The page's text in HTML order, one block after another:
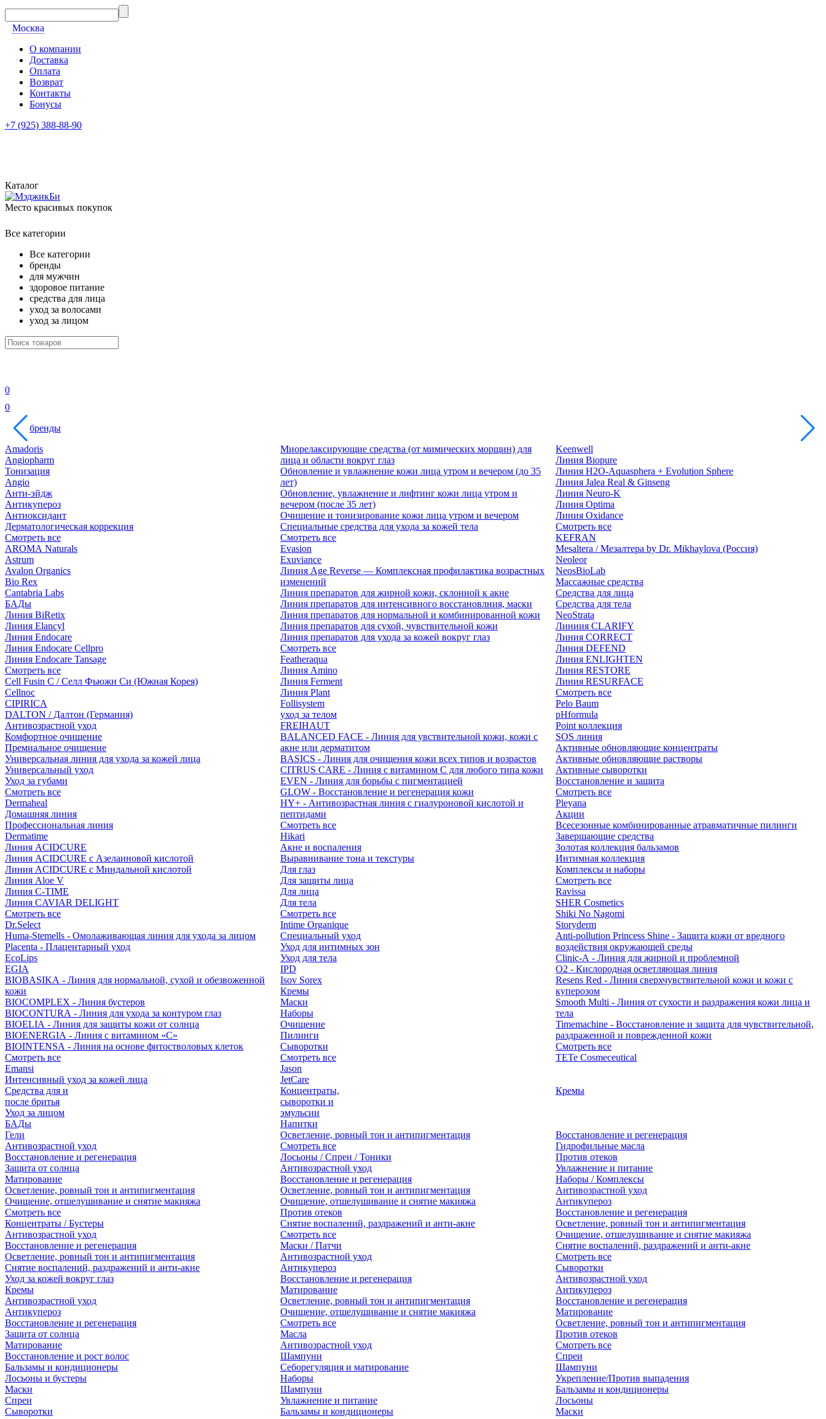
Москва
О компании
Доставка
Оплата
Возврат
Контакты
Бонусы
+7 (925) 388-88-90
Каталог
Место красивых покупок
Все категории
Все категории
бренды
для мужчин
здоровое питание
средства для лица
уход за волосами
уход за лицом
0
0
бренды
Amadoris
Angiopharm
Тонизация
Angio
Анти-эйдж
Антикупероз
Антиоксидант
Дерматологическая коррекция
Смотреть все
AROMA Naturals
Astrum
Avalon Organics
Bio Rex
Cantabria Labs
БАДы
Линия BiRetix
Линия Elancyl
Линия Endocare
Линия Endocare Cellpro
Линия Endocare Tansage
Смотреть все
Cell Fusin C / Селл Фьюжн Си (Южная Корея)
Cellnoc
CIPIRICA
DALTON / Далтон (Германия)
Антивозрастной уход
Комфортное очищение
Премиальное очищение
Универсальная линия для ухода за кожей лица
Универсальный уход
Уход за губами
Смотреть все
Dermaheal
Домашняя линия
Профессиональная линия
Dermatime
Линия ACIDCURE
Линия ACIDCURE с Азелаиновой кислотой
Линия ACIDCURE с Миндальной кислотой
Линия Aloe V
Линия C-TIME
Линия CAVIAR DELIGHT
Смотреть все
Dr.Select
Huma-Stemells - Омолаживающая линия для ухода за лицом
Placenta - Плацентарный уход
EcoLips
EGIA
BIOBASIKA - Линия для нормальной, сухой и обезвоженной
кожи
BIOCOMPLEX - Линия бустеров
BIOCONTURA - Линия для ухода за контуром глаз
BIOELIA - Линия для защиты кожи от солнца
BIOENERGIA - Линия с витамином «С»
BIOINTENSA - Линия на основе фитостволовых клеток
Смотреть все
Emansi
Интенсивный уход за кожей лица
Миорелаксирующие средства (от мимических морщин) для
лица и области вокруг глаз
Обновление и увлажнение кожи лица утром и вечером (до 35
лет)
Обновление, увлажнение и лифтинг кожи лица утром и
вечером (после 35 лет)
Очищение и тонизирование кожи лица утром и вечером
Специальные средства для ухода за кожей тела
Смотреть все
Evasion
Exuviance
Линия Age Reverse — Комплексная профилактика возрастных
изменений
Линия препаратов для жирной кожи, склонной к акне
Линия препаратов для интенсивного восстановлния, маски
Линия препаратов для нормальной и комбинированной кожи
Линия препаратов для сухой, чувствительной кожи
Линия препаратов для ухода за кожей вокруг глаз
Смотреть все
Featheraqua
Линия Amino
Линия Ferment
Линия Plant
Follisystem
уход за телом
FREIHAUT
BALANCED FACE - Линия для увствительной кожи, кожи с
акне или дерматитом
BASICS - Линия для очищения кожи всех типов и возрастов
CITRUS CARE - Линия с витамином С для любого типа кожи
EVEN - Линия для борьбы с пигментацией
GLOW - Восстановление и регенерация кожи
HY+ - Антивозрастная линия с гиалуроновой кислотой и
пептидами
Смотреть все
Hikari
Акне и воспаления
Выравнивание тона и текстуры
Для глаз
Для защиты лица
Для лица
Для тела
Смотреть все
Intime Organique
Специальный уход
Уход для интимных зон
Уход для тела
IPD
Isov Sorex
Кремы
Маски
Наборы
Очищение
Пилинги
Сыворотки
Смотреть все
Jason
JetCare
Keenwell
Линия Biopure
Линия H2O-Aquasphera + Evolution Sphere
Линия Jalea Real & Ginseng
Линия Neuro-K
Линия Optima
Линия Oxidance
Смотреть все
KEFRAN
Mesaltera / Мезалтера by Dr. Mikhaylova (Россия)
Neoleor
NeosBioLab
Массажные средства
Средства для лица
Средства для тела
NeoStrata
Линиия CLARIFY
Линия CORRECT
Линия DEFEND
Линия ENLIGHTEN
Линия RESTORE
Линия RESURFACE
Смотреть все
Pelo Baum
pHformula
Point коллекция
SOS линия
Активные обновляющие концентраты
Активные обновляющие растворы
Активные сыворотки
Восстановление и защита
Смотреть все
Pleyana
Акции
Всесезонные комбинированные атравматичные пилинги
Завершающие средства
Золотая коллекция бальзамов
Интимная коллекция
Комплексы и наборы
Смотреть все
Ravissa
SHER Cosmetics
Shiki No Nagomi
Storyderm
Anti-pollution Princess Shine - Защита кожи от вредного
воздействия окружающей среды
Clinic-A - Линия для жирной и проблемной
O2 - Кислородная осветляющая линия
Resens Red - Линия сверхчувствительной кожи и кожи с
куперозом
Smooth Multi - Линия от сухости и раздражения кожи лица и
тела
Timemachine - Восстановление и защита для чувствительной,
раздраженной и поврежденной кожи
Смотреть все
TETe Cosmeceutical
Средства для и
после бритья
Уход за лицом
Концентраты,
сыворотки и
эмульсии
Кремы
БАДы
Напитки
Гели
Антивозрастной уход
Восстановление и регенерация
Защита от солнца
Матирование
Осветление, ровный тон и антипигментация
Очищение, отшелушивание и снятие макияжа
Смотреть все
Концентраты / Бустеры
Антивозрастной уход
Восстановление и регенерация
Осветление, ровный тон и антипигментация
Снятие воспалений, раздражений и анти-акне
Уход за кожей вокруг глаз
Кремы
Антивозрастной уход
Антикупероз
Восстановление и регенерация
Защита от солнца
Матирование
Осветление, ровный тон и антипигментация
Смотреть все
Лосьоны / Спреи / Тоники
Антивозрастной уход
Восстановление и регенерация
Осветление, ровный тон и антипигментация
Очищение, отшелушивание и снятие макияжа
Против отеков
Снятие воспалений, раздражений и анти-акне
Смотреть все
Маски / Патчи
Антивозрастной уход
Антикупероз
Восстановление и регенерация
Матирование
Осветление, ровный тон и антипигментация
Очищение, отшелушивание и снятие макияжа
Смотреть все
Масла
Антивозрастной уход
Восстановление и регенерация
Гидрофильные масла
Против отеков
Увлажнение и питание
Наборы / Комплексы
Антивозрастной уход
Антикупероз
Восстановление и регенерация
Осветление, ровный тон и антипигментация
Очищение, отшелушивание и снятие макияжа
Снятие воспалений, раздражений и анти-акне
Смотреть все
Сыворотки
Антивозрастной уход
Антикупероз
Восстановление и регенерация
Матирование
Осветление, ровный тон и антипигментация
Против отеков
Смотреть все
Восстановление и рост волос
Бальзамы и кондиционеры
Лосьоны и бустеры
Маски
Спреи
Сыворотки
Шампуни
Себорегуляция и матирование
Наборы
Шампуни
Увлажнение и питание
Бальзамы и кондиционеры
Спреи
Шампуни
Укрепление/Против выпадения
Бальзамы и кондиционеры
Лосьоны
Маски